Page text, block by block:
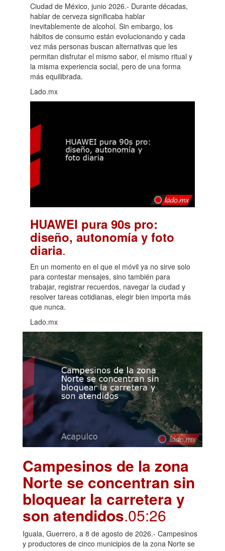
Ciudad de México, junio 2026.- Durante décadas,
hablar de cerveza significaba hablar
inevitablemente de alcohol. Sin embargo, los
hábitos de consumo están evolucionando y cada
vez más personas buscan alternativas que les
permitan disfrutar el mismo sabor, el mismo ritual y
la misma experiencia social, pero de una forma
más equilibrada.
Lado.mx
HUAWEI pura 90s pro:
diseño, autonomía y foto
diaria.
En un momento en el que el móvil ya no sirve solo
para contestar mensajes, sino también para
trabajar, registrar recuerdos, navegar la ciudad y
resolver tareas cotidianas, elegir bien importa más
que nunca.
Lado.mx
Campesinos de la zona
Norte se concentran sin
bloquear la carretera y
son atendidos.05:26
Iguala, Guerrero, a 8 de agosto de 2026.- Campesinos
y productores de cinco municipios de la zona Norte se